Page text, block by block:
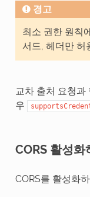
경고
최소 권한 원칙
서드, 헤더만 허
교차 출처 요청과
우
CORS 활성화
CORS를 활성화